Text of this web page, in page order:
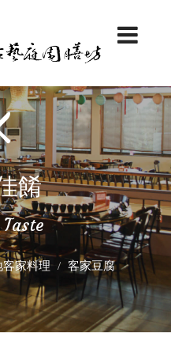
餚
Taste
客家料理 客家豆腐